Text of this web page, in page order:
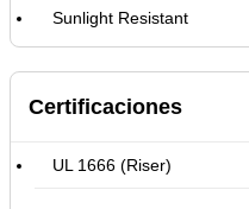
Sunlight Resistant
Certificaciones
UL 1666 (Riser)